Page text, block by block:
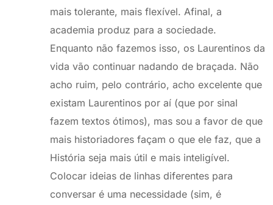
mais tolerante, mais flexível. Afinal, a
academia produz para a sociedade.
Enquanto não fazemos isso, os Laurentinos da
vida vão continuar nadando de braçada. Não
acho ruim, pelo contrário, acho excelente que
existam Laurentinos por aí (que por sinal
fazem textos ótimos), mas sou a favor de que
mais historiadores façam o que ele faz, que a
História seja mais útil e mais inteligível.
Colocar ideias de linhas diferentes para
conversar é uma necessidade (sim, é